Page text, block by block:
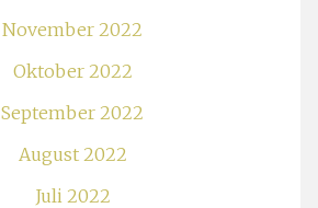
November 2022
Oktober 2022
September 2022
August 2022
Juli 2022